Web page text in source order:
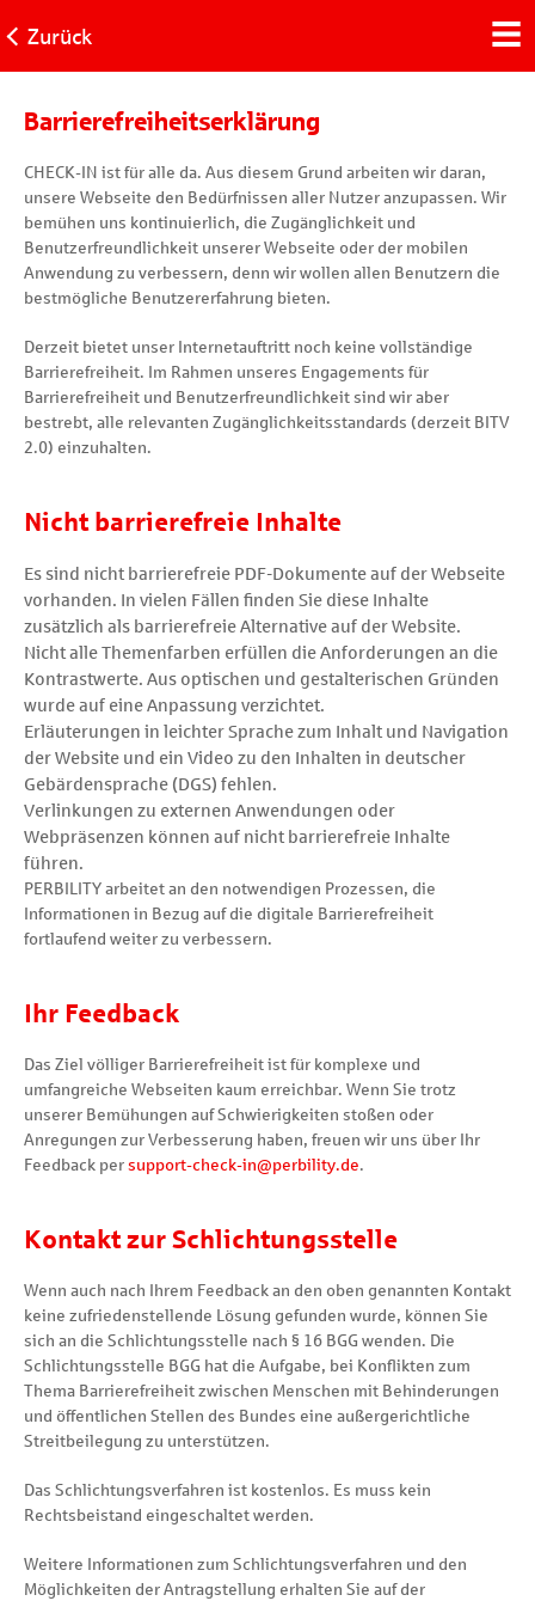
Zurück
Barrierefreiheitserklärung
CHECK-IN ist für alle da. Aus diesem Grund arbeiten wir daran,
unsere Webseite den Bedürfnissen aller Nutzer anzupassen. Wir
bemühen uns kontinuierlich, die Zugänglichkeit und
Benutzerfreundlichkeit unserer Webseite oder der mobilen
Anwendung zu verbessern, denn wir wollen allen Benutzern die
bestmögliche Benutzererfahrung bieten.
Derzeit bietet unser Internetauftritt noch keine vollständige
Barrierefreiheit. Im Rahmen unseres Engagements für
Barrierefreiheit und Benutzerfreundlichkeit sind wir aber
bestrebt, alle relevanten Zugänglichkeitsstandards (derzeit BITV
2.0) einzuhalten.
Nicht barrierefreie Inhalte
Es sind nicht barrierefreie PDF-Dokumente auf der Webseite
vorhanden. In vielen Fällen finden Sie diese Inhalte
zusätzlich als barrierefreie Alternative auf der Website.
Nicht alle Themenfarben erfüllen die Anforderungen an die
Kontrastwerte. Aus optischen und gestalterischen Gründen
wurde auf eine Anpassung verzichtet.
Erläuterungen in leichter Sprache zum Inhalt und Navigation
der Website und ein Video zu den Inhalten in deutscher
Gebärdensprache (DGS) fehlen.
Verlinkungen zu externen Anwendungen oder
Webpräsenzen können auf nicht barrierefreie Inhalte
führen.
PERBILITY arbeitet an den notwendigen Prozessen, die
Informationen in Bezug auf die digitale Barrierefreiheit
fortlaufend weiter zu verbessern.
Ihr Feedback
Das Ziel völliger Barrierefreiheit ist für komplexe und
umfangreiche Webseiten kaum erreichbar. Wenn Sie trotz
unserer Bemühungen auf Schwierigkeiten stoßen oder
Anregungen zur Verbesserung haben, freuen wir uns über Ihr
Feedback per support-check-in@perbility.de.
Kontakt zur Schlichtungsstelle
Wenn auch nach Ihrem Feedback an den oben genannten Kontakt
keine zufriedenstellende Lösung gefunden wurde, können Sie
sich an die Schlichtungsstelle nach § 16 BGG wenden. Die
Schlichtungsstelle BGG hat die Aufgabe, bei Konflikten zum
Thema Barrierefreiheit zwischen Menschen mit Behinderungen
und öffentlichen Stellen des Bundes eine außergerichtliche
Streitbeilegung zu unterstützen.
Das Schlichtungsverfahren ist kostenlos. Es muss kein
Rechtsbeistand eingeschaltet werden.
Weitere Informationen zum Schlichtungsverfahren und den
Möglichkeiten der Antragstellung erhalten Sie auf der